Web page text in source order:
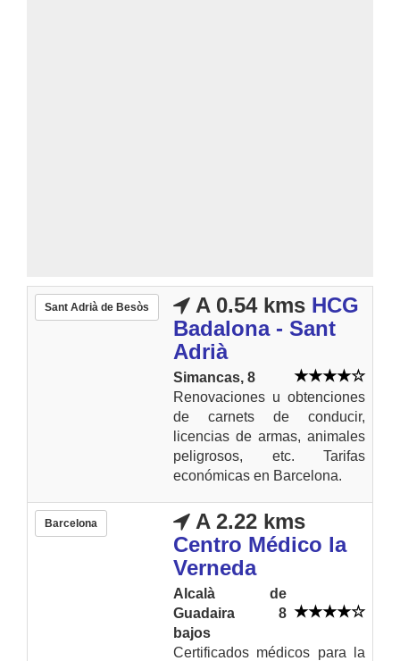
Sant Adrià de Besòs A 0.54 kms HCG
Badalona - Sant
Adrià
Simancas, 8
Renovaciones u obtenciones
de carnets de conducir,
licencias de armas, animales
peligrosos, etc. Tarifas
económicas en Barcelona.
Barcelona
A 2.22 kms
Centro Médico la
Verneda
Alcalà de
Guadaira 8
bajos
Certificados médicos para la